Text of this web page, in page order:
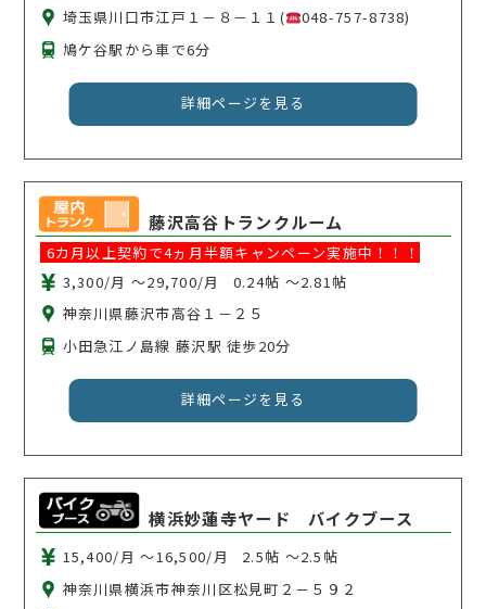
埼玉県川口市江戸１－８－１１(
048-757-8738)
鳩ケ谷駅から車で6分
詳細ページを見る
藤沢高谷トランクルーム
6カ月以上契約で4ヵ月半額キャンペーン実施中！！！
3,300/月 〜29,700/月
0.24帖 〜2.81帖
神奈川県藤沢市高谷１－２５
小田急江ノ島線 藤沢駅 徒歩20分
詳細ページを見る
横浜妙蓮寺ヤード バイクブース
15,400/月 〜16,500/月
2.5帖 〜2.5帖
神奈川県横浜市神奈川区松見町２－５９２